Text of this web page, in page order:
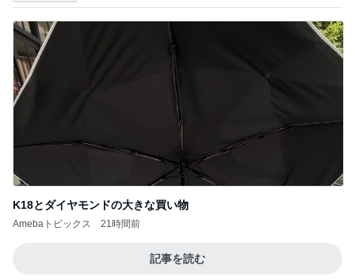
K18とダイヤモンドの大きな買い物
Amebaトピックス 21時間前
記事を読む